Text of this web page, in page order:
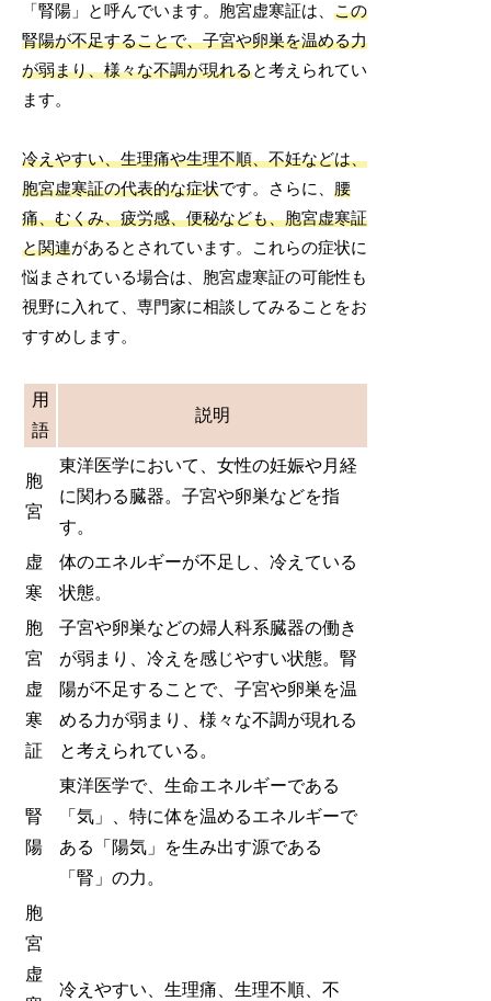
「腎陽」と呼んでいます。胞宮虚寒証は、この
腎陽が不足することで、子宮や卵巣を温める力
が弱まり、様々な不調が現れると考えられてい
ます。
冷えやすい、生理痛や生理不順、不妊などは、
胞宮虚寒証の代表的な症状です。さらに、腰
痛、むくみ、疲労感、便秘なども、胞宮虚寒証
と関連があるとされています。これらの症状に
悩まされている場合は、胞宮虚寒証の可能性も
視野に入れて、専門家に相談してみることをお
すすめします。
用
語
説明
胞
宮
東洋医学において、女性の妊娠や月経
に関わる臓器。子宮や卵巣などを指
す。
虚
寒
体のエネルギーが不足し、冷えている
状態。
胞
宮
虚
寒
証
子宮や卵巣などの婦人科系臓器の働き
が弱まり、冷えを感じやすい状態。腎
陽が不足することで、子宮や卵巣を温
める力が弱まり、様々な不調が現れる
と考えられている。
腎
陽
東洋医学で、生命エネルギーである
「気」、特に体を温めるエネルギーで
ある「陽気」を生み出す源である
「腎」の力。
胞
宮
虚
冷えやすい、生理痛、生理不順、不